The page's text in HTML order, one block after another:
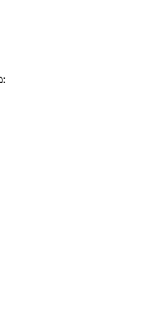
מעונין לקבל הצעת מחיר או מידע עבור: